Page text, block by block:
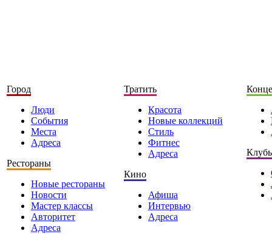
Город
Люди
События
Места
Адреса
Рестораны
Новые рестораны
Новости
Мастер классы
Авторитет
Адреса
Тратить
Красота
Новые коллекций
Стиль
Фитнес
Адреса
Кино
Афиша
Интервью
Адреса